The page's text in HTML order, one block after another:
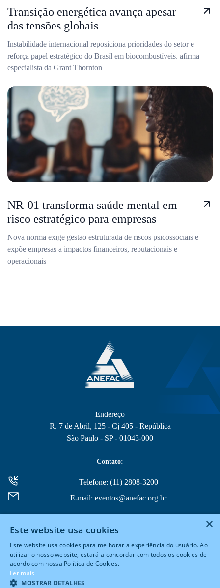
Transição energética avança apesar
das tensões globais
Instabilidade internacional reposiciona prioridades do setor e
reforça papel estratégico do Brasil em biocombustíveis, afirma
especialista da Grant Thornton
NR-01 transforma saúde mental em
risco estratégico para empresas
Nova norma exige gestão estruturada de riscos psicossociais e
expõe empresas a impactos financeiros, reputacionais e
operacionais
Endereço
R. 7 de Abril, 125 - Cj 405 - República
São Paulo - SP - 01043-000
Contato:
Telefone: (11) 2808-3200
E-mail: eventos@anefac.org.br
×
Este website usa cookies
Este website usa cookies para melhorar a experiência do usuário. Ao
utilizar o nosso website, estará a concordar com todos os cookies de
acordo com nossa Política de Cookies.
Ler mais
MOSTRAR DETALHES